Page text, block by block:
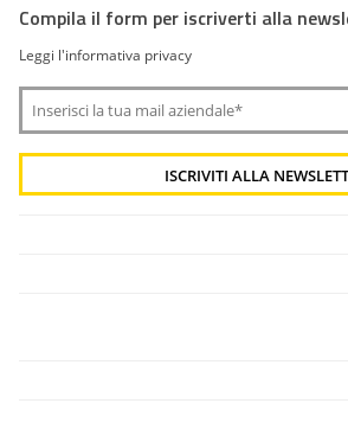
Compila il form per iscriverti alla
Leggi l'informativa privacy